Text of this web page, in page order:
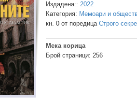
Издадена:: 2022
Категория: Мемоари и
кн. 0 от поредица Строго
Мека корица
Брой страници: 256